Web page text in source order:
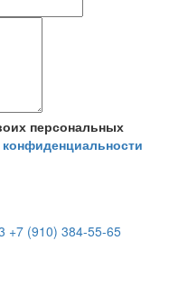
персональных
+7 (910) 384-55-65